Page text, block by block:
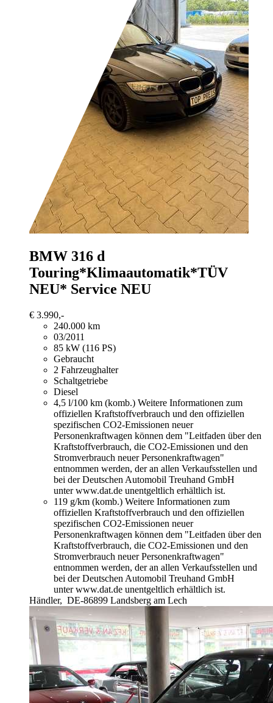
BMW 316 d
Touring*Klimaautomatik*TÜV
NEU* Service NEU
€ 3.990,-
240.000 km
03/2011
85 kW (116 PS)
Gebraucht
2 Fahrzeughalter
Schaltgetriebe
Diesel
4,5 l/100 km (komb.) Weitere Informationen zum
offiziellen Kraftstoffverbrauch und den offiziellen
spezifischen CO2-Emissionen neuer
Personenkraftwagen können dem "Leitfaden über den
Kraftstoffverbrauch, die CO2-Emissionen und den
Stromverbrauch neuer Personenkraftwagen"
entnommen werden, der an allen Verkaufsstellen und
bei der Deutschen Automobil Treuhand GmbH
unter www.dat.de unentgeltlich erhältlich ist.
119 g/km (komb.) Weitere Informationen zum
offiziellen Kraftstoffverbrauch und den offiziellen
spezifischen CO2-Emissionen neuer
Personenkraftwagen können dem "Leitfaden über den
Kraftstoffverbrauch, die CO2-Emissionen und den
Stromverbrauch neuer Personenkraftwagen"
entnommen werden, der an allen Verkaufsstellen und
bei der Deutschen Automobil Treuhand GmbH
unter www.dat.de unentgeltlich erhältlich ist.
Händler, DE-86899 Landsberg am Lech